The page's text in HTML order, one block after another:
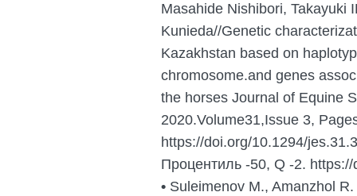
Masahide Nishibori, Takayuki
Kunieda//Genetic
Kazakhstan based on
chromosome.and genes
the horses Journal of Equine
2020.Volume31,Issue 3,
https://doi.org/10.1294/
Процентиль -50, Q -2.
• Suleimenov M., Amanzhol